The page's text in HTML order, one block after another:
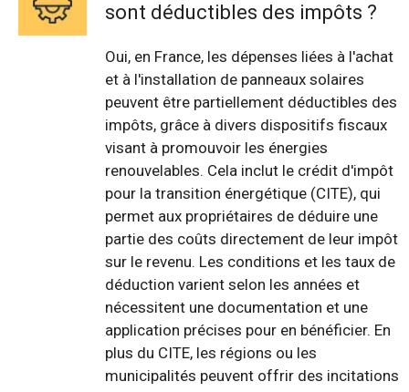
sont déductibles des impôts ?
Oui, en France, les dépenses liées à l'achat
et à l'installation de panneaux solaires
peuvent être partiellement déductibles des
impôts, grâce à divers dispositifs fiscaux
visant à promouvoir les énergies
renouvelables. Cela inclut le crédit d'impôt
pour la transition énergétique (CITE), qui
permet aux propriétaires de déduire une
partie des coûts directement de leur impôt
sur le revenu. Les conditions et les taux de
déduction varient selon les années et
nécessitent une documentation et une
application précises pour en bénéficier. En
plus du CITE, les régions ou les
municipalités peuvent offrir des incitations